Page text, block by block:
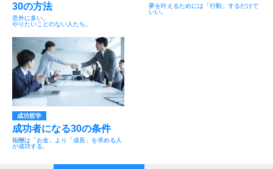
30の方法
意外に多い。
やりたいことのない人たち。
夢を叶えるためには「行動」するだけで
いい。
成功哲学
成功者になる30の条件
報酬は「お金」より「成長」を求める人
が成功する。